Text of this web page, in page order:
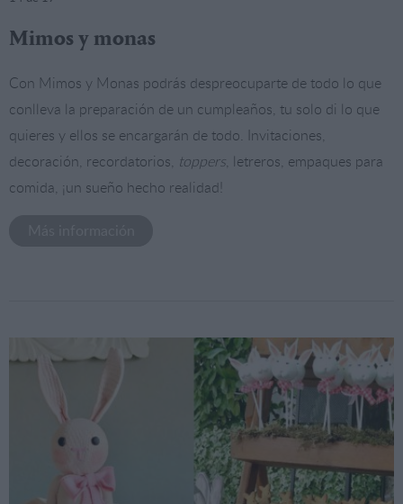
Mimos y monas
Con Mimos y Monas podrás despreocuparte de todo lo que
conlleva la preparación de un cumpleaños, tu solo di lo que
quieres y ellos se encargarán de todo. Invitaciones,
decoración, recordatorios, toppers, letreros, empaques para
comida, ¡un sueño hecho realidad!